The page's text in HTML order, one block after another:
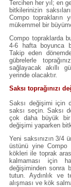
Tercihen her yıl; en
bitkilerinizin
Compo toprakların
mükemmel bir
Compo topraklarda
4-6 hafta boyunca
Takip eden
gübrelerle
sağlayacak akıllı
yerinde olacaktır.
Saksı toprağınızı
Saksı değişimi için
saksı seçin. Saksı
çok daha büyük
değişimi yaparken
Yeni saksınızın 3/4
üstünü yine Compo
kökleri ile toprak
kalmaması için
değişiminden sonra
tutun. Aydınlık ve
alışması ve kök